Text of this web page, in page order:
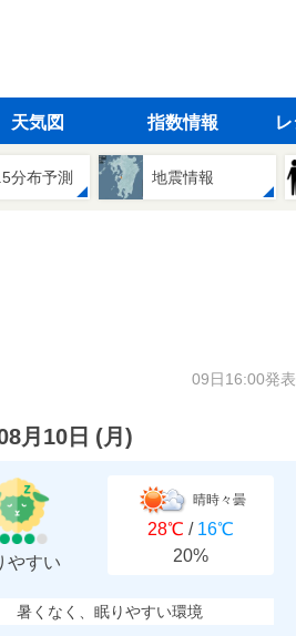
天気図 指数情報
分布予測 地震情報
09日16:00発表
月10日 (月 )
やすい
晴時々曇
28℃ / 16℃
20%
暑くなく、眠りやすい環境